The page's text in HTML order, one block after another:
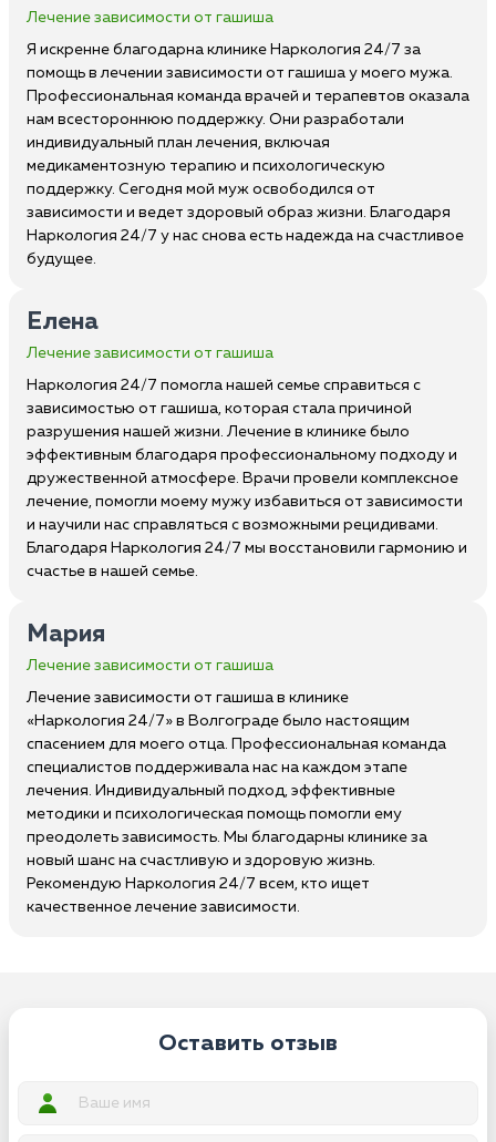
Лечение зависимости от гашиша
Я искренне благодарна клинике Наркология 24/7 за
помощь в лечении зависимости от гашиша у моего мужа.
Профессиональная команда врачей и терапевтов оказала
нам всестороннюю поддержку. Они разработали
индивидуальный план лечения, включая
медикаментозную терапию и психологическую
поддержку. Сегодня мой муж освободился от
зависимости и ведет здоровый образ жизни. Благодаря
Наркология 24/7 у нас снова есть надежда на счастливое
будущее.
Елена
Лечение зависимости от гашиша
Наркология 24/7 помогла нашей семье справиться с
зависимостью от гашиша, которая стала причиной
разрушения нашей жизни. Лечение в клинике было
эффективным благодаря профессиональному подходу и
дружественной атмосфере. Врачи провели комплексное
лечение, помогли моему мужу избавиться от зависимости
и научили нас справляться с возможными рецидивами.
Благодаря Наркология 24/7 мы восстановили гармонию и
счастье в нашей семье.
Мария
Лечение зависимости от гашиша
Лечение зависимости от гашиша в клинике
«Наркология 24/7» в Волгограде было настоящим
спасением для моего отца. Профессиональная команда
специалистов поддерживала нас на каждом этапе
лечения. Индивидуальный подход, эффективные
методики и психологическая помощь помогли ему
преодолеть зависимость. Мы благодарны клинике за
новый шанс на счастливую и здоровую жизнь.
Рекомендую Наркология 24/7 всем, кто ищет
качественное лечение зависимости.
Оставить отзыв